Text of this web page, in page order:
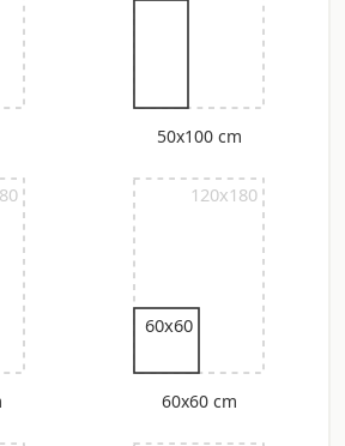
50x100 cm
120x180
60x60
60x60 cm